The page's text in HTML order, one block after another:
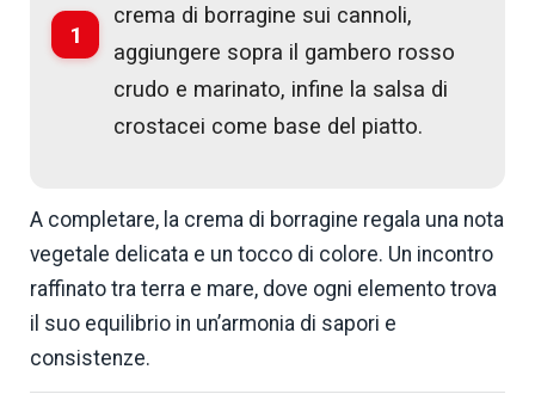
1
crema di borragine sui cannoli,
aggiungere sopra il gambero rosso
crudo e marinato, infine la salsa di
crostacei come base del piatto.
A completare, la crema di borragine regala una nota
vegetale delicata e un tocco di colore. Un incontro
raffinato tra terra e mare, dove ogni elemento trova
il suo equilibrio in un’armonia di sapori e
consistenze.